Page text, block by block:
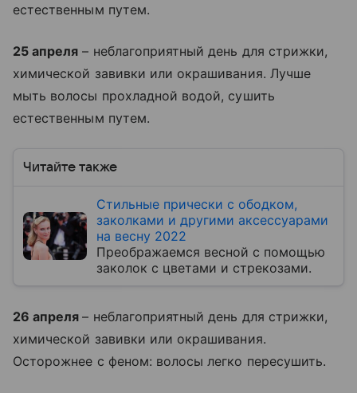
естественным путем.
25 апреля – неблагоприятный день для стрижки,
химической завивки или окрашивания. Лучше
мыть волосы прохладной водой, сушить
естественным путем.
Читайте также
Стильные прически с ободком,
заколками и другими аксессуарами
на весну 2022
Преображаемся весной с помощью
заколок с цветами и стрекозами.
26 апреля– неблагоприятный день для стрижки,
химической завивки или окрашивания.
Осторожнее с феном: волосы легко пересушить.